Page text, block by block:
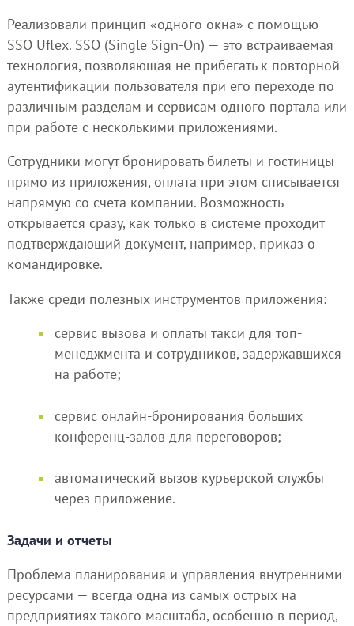
Реализовали принцип «одного окна» с помощью
SSO Uflex. SSO (Single Sign-On) — это встраиваемая
технология, позволяющая не прибегать к повторной
аутентификации пользователя при его переходе по
различным разделам и сервисам одного портала или
при работе с несколькими приложениями.
Сотрудники могут бронировать билеты и гостиницы
прямо из приложения, оплата при этом списывается
напрямую со счета компании. Возможность
открывается сразу, как только в системе проходит
подтверждающий документ, например, приказ о
командировке.
Также среди полезных инструментов приложения:
сервис вызова и оплаты такси для топ-
менеджмента и сотрудников, задержавшихся
на работе;
сервис онлайн-бронирования больших
конференц-залов для переговоров;
автоматический вызов курьерской службы
через приложение.
Задачи и отчеты
Проблема планирования и управления внутренними
ресурсами — всегда одна из самых острых на
предприятиях такого масштаба, особенно в период,